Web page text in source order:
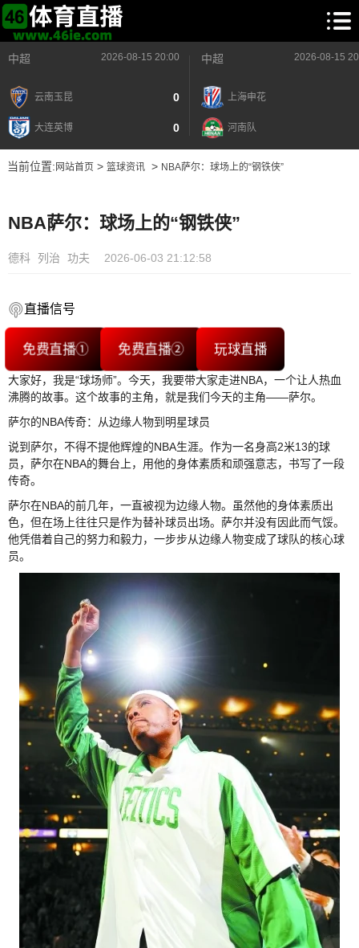
中超 2026-08-15 20:00
云南玉昆 0
大连英博 0
中超 2026-08-15
上海申花
河南队
当前位置: 网站首页> 篮球资讯> NBA萨尔：球场上的“钢铁侠”
NBA萨尔：球场上的“钢铁侠”
德科 列治 功夫 2026-06-03 21:12:58
直播信号
免费直播① 免费直播② 玩球直播
大家好，我是“球场师”。今天，我要带大家走进NBA，一个让人热血
沸腾的故事。这个故事的主角，就是我们今天的主角——萨尔。
萨尔的NBA传奇：从边缘人物到明星球员
说到萨尔，不得不提他辉煌的NBA生涯。作为一名身高2米13的球
员，萨尔在NBA的舞台上，用他的身体素质和顽强意志，书写了一段
传奇。
萨尔在NBA的前几年，一直被视为边缘人物。虽然他的身体素质出
色，但在场上往往只是作为替补球员出场。萨尔并没有因此而气馁。
他凭借着自己的努力和毅力，一步步从边缘人物变成了球队的核心球
员。